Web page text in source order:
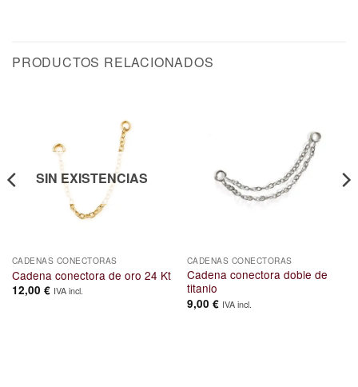
PRODUCTOS RELACIONADOS
SIN EXISTENCIAS
CADENAS CONECTORAS
Cadena conectora de oro 24 Kt
12,00 € IVA incl.
CADENAS CONECTORAS
Cadena conectora doble de
titanio
9,00 € IVA incl.